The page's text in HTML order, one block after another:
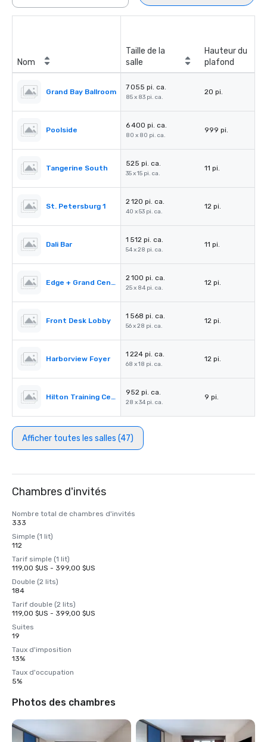
Nom
Taille de la
salle
Hauteur du
plafond
Grand Bay Ballroom
7 055 pi. ca.
85 x 83 pi. ca.
20 pi.
Poolside
6 400 pi. ca.
80 x 80 pi. ca.
999 pi.
Tangerine South
525 pi. ca.
35 x 15 pi. ca.
11 pi.
St. Petersburg 1
2 120 pi. ca.
40 x 53 pi. ca.
12 pi.
Dali Bar
1 512 pi. ca.
54 x 28 pi. ca.
11 pi.
Edge + Grand Central + Kenwood
2 100 pi. ca.
25 x 84 pi. ca.
12 pi.
Front Desk Lobby
1 568 pi. ca.
56 x 28 pi. ca.
12 pi.
Harborview Foyer
1 224 pi. ca.
68 x 18 pi. ca.
12 pi.
Hilton Training Center 4
952 pi. ca.
28 x 34 pi. ca.
9 pi.
Afficher toutes les salles (47)
Chambres d'invités
Nombre total de chambres d'invités
333
Simple (1 lit)
112
Tarif simple (1 lit)
119,00 $US - 399,00 $US
Double (2 lits)
184
Tarif double (2 lits)
119,00 $US - 399,00 $US
Suites
19
Taux d'imposition
13%
Taux d'occupation
5%
Photos des chambres